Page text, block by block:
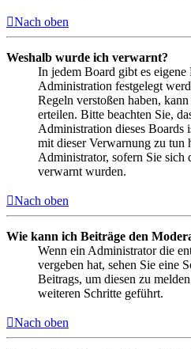
Nach oben
Weshalb wurde ich verwarnt?
In jedem Board gibt es
Administration festgelegt
Regeln verstoßen haben,
erteilen. Bitte beachten Sie,
Administration dieses
mit dieser Verwarnung zu tun
Administrator, sofern Sie sich
verwarnt wurden.
Nach oben
Wie kann ich Beiträge den
Wenn ein Administrator die
vergeben hat, sehen Sie eine
Beitrags, um diesen zu
weiteren Schritte geführt.
Nach oben